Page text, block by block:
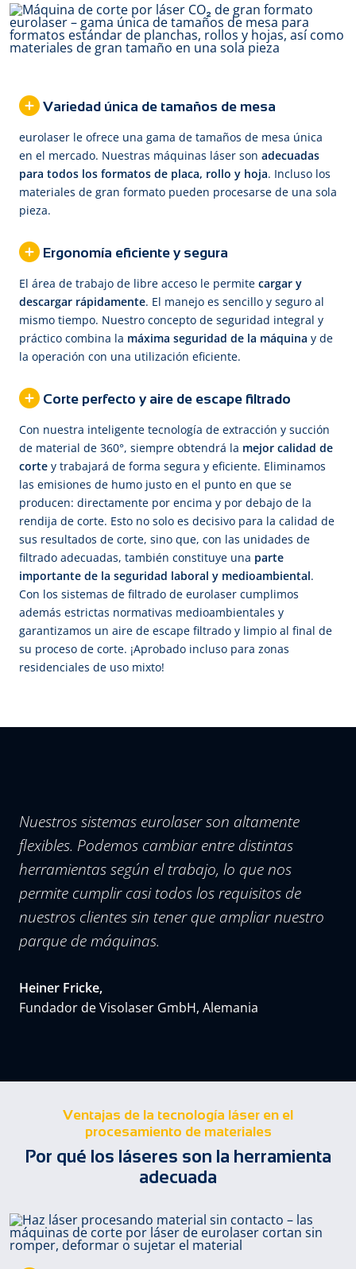
Variedad única de tamaños de mesa
eurolaser le ofrece una gama de tamaños de mesa única
en el mercado. Nuestras máquinas láser son adecuadas
para todos los formatos de placa, rollo y hoja. Incluso los
materiales de gran formato pueden procesarse de una sola
pieza.
Ergonomía eficiente y segura
El área de trabajo de libre acceso le permite cargar y
descargar rápidamente. El manejo es sencillo y seguro al
mismo tiempo. Nuestro concepto de seguridad integral y
práctico combina la máxima seguridad de la máquina y de
la operación con una utilización eficiente.
Corte perfecto y aire de escape filtrado
Con nuestra inteligente tecnología de extracción y succión
de material de 360°, siempre obtendrá la mejor calidad de
corte y trabajará de forma segura y eficiente. Eliminamos
las emisiones de humo justo en el punto en que se
producen: directamente por encima y por debajo de la
rendija de corte. Esto no solo es decisivo para la calidad de
sus resultados de corte, sino que, con las unidades de
filtrado adecuadas, también constituye una parte
importante de la seguridad laboral y medioambiental.
Con los sistemas de filtrado de eurolaser cumplimos
además estrictas normativas medioambientales y
garantizamos un aire de escape filtrado y limpio al final de
su proceso de corte. ¡Aprobado incluso para zonas
residenciales de uso mixto!
Nuestros sistemas eurolaser son altamente
flexibles. Podemos cambiar entre distintas
herramientas según el trabajo, lo que nos
permite cumplir casi todos los requisitos de
nuestros clientes sin tener que ampliar nuestro
parque de máquinas.
Heiner Fricke,
Fundador de Visolaser GmbH, Alemania
Ventajas de la tecnología láser en el
procesamiento de materiales
Por qué los láseres son la herramienta
adecuada